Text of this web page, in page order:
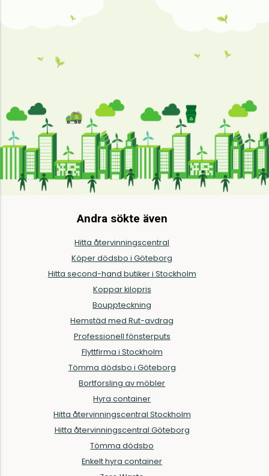
Andra sökte även
Hitta återvinningscentral
Köper dödsbo i Göteborg
Hitta second-hand butiker i Stockholm
Koppar kilopris
Bouppteckning
Hemstäd med Rut-avdrag
Professionell fönsterputs
Flyttfirma i Stockholm
Tömma dödsbo i Göteborg
Bortforsling av möbler
Hyra container
Hitta återvinningscentral Stockholm
Hitta återvinningscentral Göteborg
Tömma dödsbo
Enkelt hyra container